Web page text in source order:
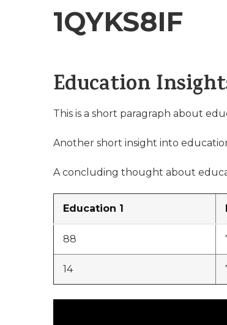
1QYKS8IF
Education
This is a short paragraph about
Another short insight into
A concluding thought about
Education 1
88
14